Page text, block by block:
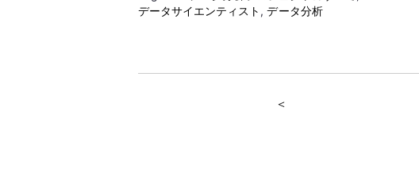
データサイエンティスト ,データ分析
＜